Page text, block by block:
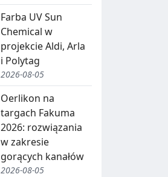
Farba UV Sun
Chemical w
projekcie Aldi, Arla
i Polytag
2026-08-05
Oerlikon na
targach Fakuma
2026: rozwiązania
w zakresie
gorących kanałów
2026-08-05